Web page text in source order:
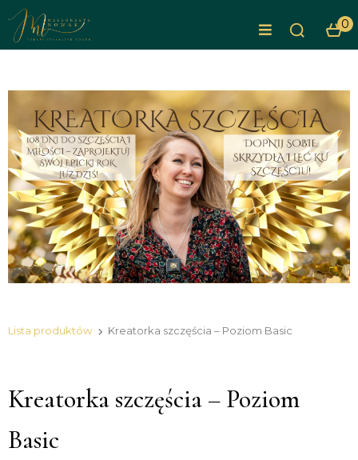
0
Lista produktów Kreatorka szczęścia – Poziom Basic
Kreatorka szczęścia – Poziom
Basic